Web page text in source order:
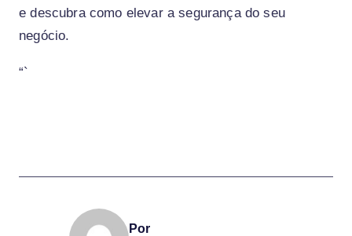
e descubra como elevar a segurança do seu
negócio.
“`
Por